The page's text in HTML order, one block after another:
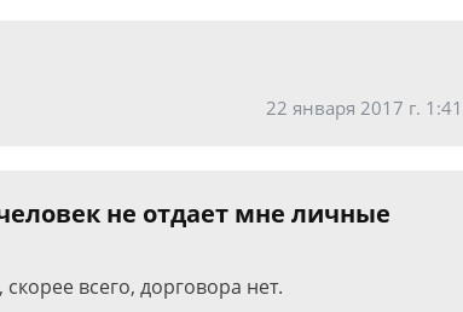
22 января 2017 г. 1:41
не отдает мне личные
всего, дорговора нет.